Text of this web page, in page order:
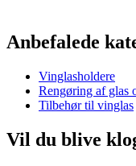
Produktnummer
Dimensioner (BxHxD cm)
Vægt (kg)0.2
Bredde (cm) 10.5
Dybde (cm)25.6
Anbefalede
Vinglasholdere
Rengøring af glas
Tilbehør til vinglas
Vil du blive